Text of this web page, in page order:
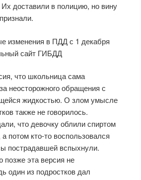
доставили в полицию, но вину
изменения в ПДД с 1 декабря
сайт ГИБДД
что школьница сама
неосторожного обращения с
жидкостью. О злом умысле
также не говорилось.
что девочку облили спиртом
а потом кто-то воспользовался
пострадавшей вспыхнули.
позже эта версия не
один из подростков дал